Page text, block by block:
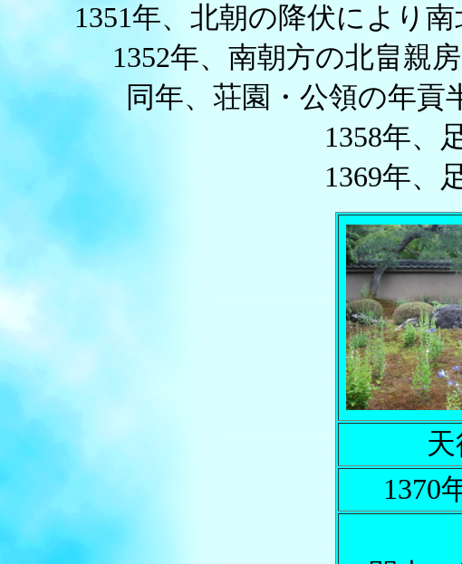
1351年、 北朝の降伏により南
1352年、南朝方の北畠親
同年、荘園・公領の年貢
1358年、
1369年、
1370